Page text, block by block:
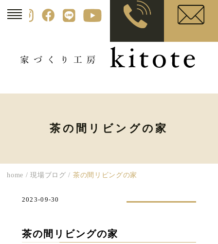
茶の間リビングの家
home /現場ブログ / 茶の間リビングの家
茶の間リビングの家
2023-09-30